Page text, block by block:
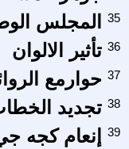
المجلس 35
تأثير الالوان 36
حوارمع 37
تجديد 38
إنعام كجه 39